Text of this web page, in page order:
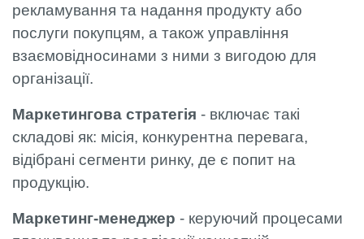
рекламування та надання продукту або
послуги покупцям, а також управління
взаємовідносинами з ними з вигодою для
організації.
Маркетингова стратегія - включає такі
складові як: місія, конкурентна перевага,
відібрані сегменти ринку, де є попит на
продукцію.
Маркетинг-менеджер - керуючий процесами